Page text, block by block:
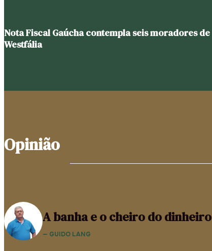
Nota Fiscal Gaúcha contempla seis moradores de
Westfália
Opinião
A banha e o cheiro do dinheiro
— GUIDO LANG